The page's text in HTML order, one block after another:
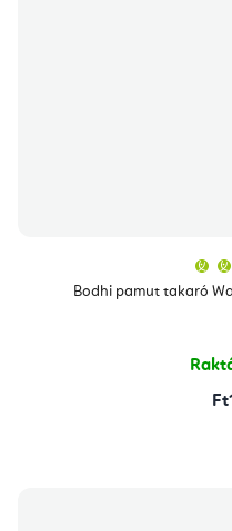
Bodhi pamut takaró